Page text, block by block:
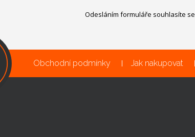
Odesláním formuláře souhlasíte se
Obchodní podmínky Jak nakupovat